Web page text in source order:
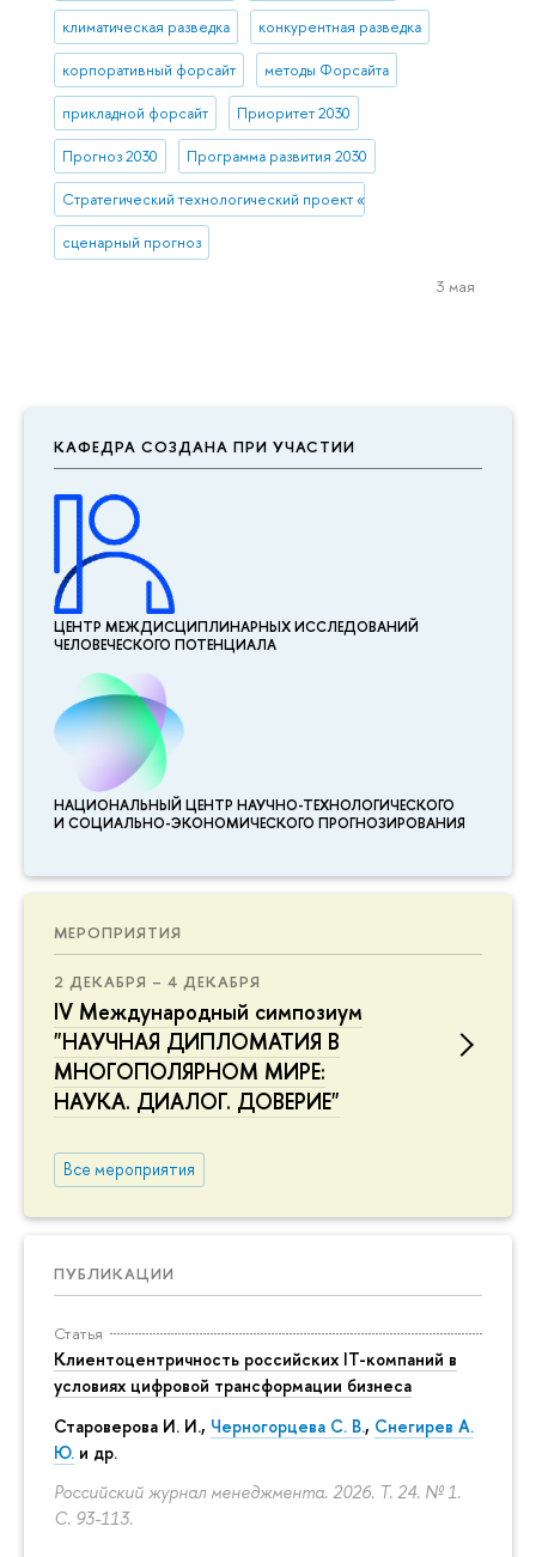
КАФЕДРА СОЗДАНА ПРИ УЧАСТИИ
ЦЕНТР МЕЖДИСЦИПЛИНАР­НЫХ ИССЛЕДОВАНИЙ
ЧЕЛОВЕЧЕСКОГО ПОТЕНЦИАЛА
НАЦИОНАЛЬНЫЙ ЦЕНТР НАУЧНО-ТЕХНОЛОГИЧЕСКОГО
И СОЦИАЛЬНО-ЭКОНОМИЧЕСКОГО ПРОГНОЗИРОВАНИЯ
МЕРОПРИЯТИЯ
2 ДЕКАБРЯ – 4 ДЕКАБРЯ
IV Международный симпозиум
"НАУЧНАЯ ДИПЛОМАТИЯ В
МНОГОПОЛЯРНОМ МИРЕ:
НАУКА. ДИАЛОГ. ДОВЕРИЕ"
Все мероприятия
ПУБЛИКАЦИИ
Статья
Клиентоцентричность российских IT-компаний в
условиях цифровой трансформации бизнеса
Староверова И. И., Черногорцева С. В., Снегирев А.
Ю. и др.
Российский журнал менеджмента. 2026. Т. 24. № 1.
С. 93-113.
климатическая разведка конкурентная разведка
корпоративный форсайт методы Форсайта
прикладной форсайт Приоритет 2030
Прогноз 2030 Программа развития 2030
Стратегический технологический проект «Национальный центр
сценарный прогноз
3 мая